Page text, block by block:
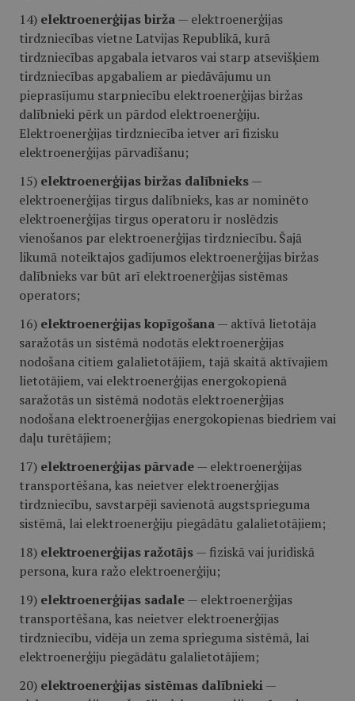
14) elektroenerģijas birža— elektroenerģijas
tirdzniecības vietne Latvijas Republikā, kurā
tirdzniecības apgabala ietvaros vai starp atsevišķiem
tirdzniecības apgabaliem ar piedāvājumu un
pieprasījumu starpniecību elektroenerģijas biržas
dalībnieki pērk un pārdod elektroenerģiju.
Elektroenerģijas tirdzniecība ietver arī fizisku
elektroenerģijas pārvadīšanu;
15) elektroenerģijas biržas dalībnieks—
elektroenerģijas tirgus dalībnieks, kas ar nominēto
elektroenerģijas tirgus operatoru ir noslēdzis
vienošanos par elektroenerģijas tirdzniecību. Šajā
likumā noteiktajos gadījumos elektroenerģijas biržas
dalībnieks var būt arī elektroenerģijas sistēmas
operators;
16) elektroenerģijas kopīgošana— aktīvā lietotāja
saražotās un sistēmā nodotās elektroenerģijas
nodošana citiem galalietotājiem, tajā skaitā aktīvajiem
lietotājiem, vai elektroenerģijas energokopienā
saražotās un sistēmā nodotās elektroenerģijas
nodošana elektroenerģijas energokopienas biedriem vai
daļu turētājiem;
17) elektroenerģijas pārvade— elektroenerģijas
transportēšana, kas neietver elektroenerģijas
tirdzniecību, savstarpēji savienotā augstsprieguma
sistēmā, lai elektroenerģiju piegādātu galalietotājiem;
18) elektroenerģijas ražotājs— fiziskā vai juridiskā
persona, kura ražo elektroenerģiju;
19) elektroenerģijas sadale— elektroenerģijas
transportēšana, kas neietver elektroenerģijas
tirdzniecību, vidēja un zema sprieguma sistēmā, lai
elektroenerģiju piegādātu galalietotājiem;
20) elektroenerģijas sistēmas dalībnieki—